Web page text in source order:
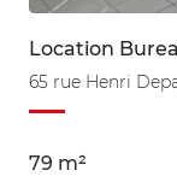
Location
65 rue Henri
79 m²